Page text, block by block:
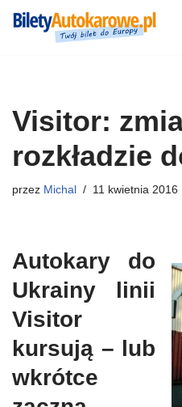
Visitor:
rozkładzie
przez Michal 11 kwietnia 2016
Autokary do
Ukrainy linii
Visitor
kursują – lub
wkrótce